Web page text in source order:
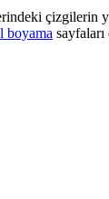
çizgilerin
boyama sayfaları